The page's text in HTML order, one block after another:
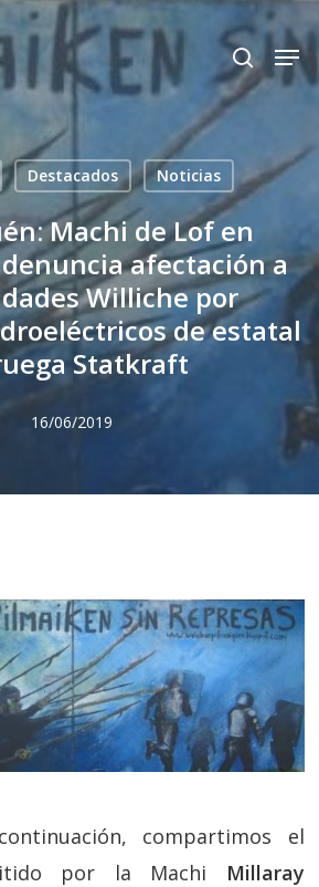
search
Destacados Noticias
Machi de Lof en
afectación a
Williche por
de estatal
Statkraft
16/06/2019
compartimos el
por la Machi
Millaray
Close